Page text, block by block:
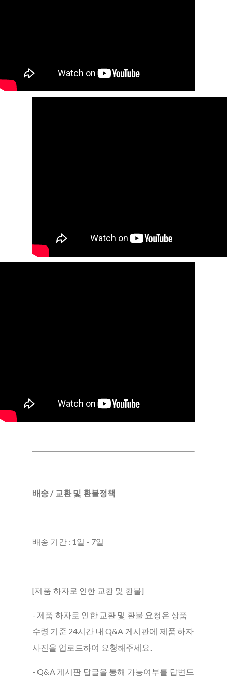
배송 / 교환 및 환불정책
배송 기간 : 1일 - 7일
[제품 하자로 인한 교환 및 환불]
- 제품 하자로 인한 교환 및 환불 요청은 상품
수령 기준 24시간 내 Q&A 게시판에 제품 하자
사진을 업로드하여 요청해주세요.
- Q&A 게시판 답글을 통해 가능여부를 답변드